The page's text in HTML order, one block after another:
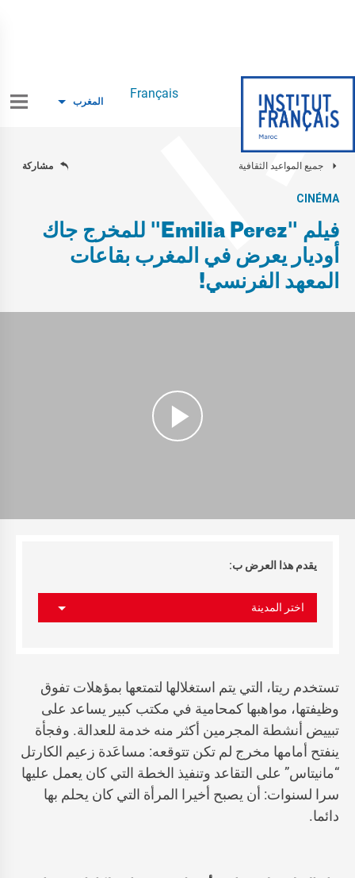
Français
المغرب
جميع المواعيد الثقافية مشاركة
CINÉMA
فيلم "Emilia Perez" للمخرج جاك
أوديار يعرض في المغرب بقاعات
المعهد الفرنسي!
يقدم هذا العرض ب:
اختر المدينة
تستخدم ريتا، التي يتم استغلالها لتمتعها بمؤهلات تفوق
وظيفتها، مواهبها كمحامية في مكتب كبير يساعد على
تبييض أنشطة المجرمين أكثر منه خدمة للعدالة. وفجأة
ينفتح أمامها مخرج لم تكن تتوقعه: مساعَدة زعيم الكارتل
“مانيتاس” على التقاعد وتنفيذ الخطة التي كان يعمل عليها
سرا لسنوات: أن يصبح أخيرا المرأة التي كان يحلم بها
دائما.